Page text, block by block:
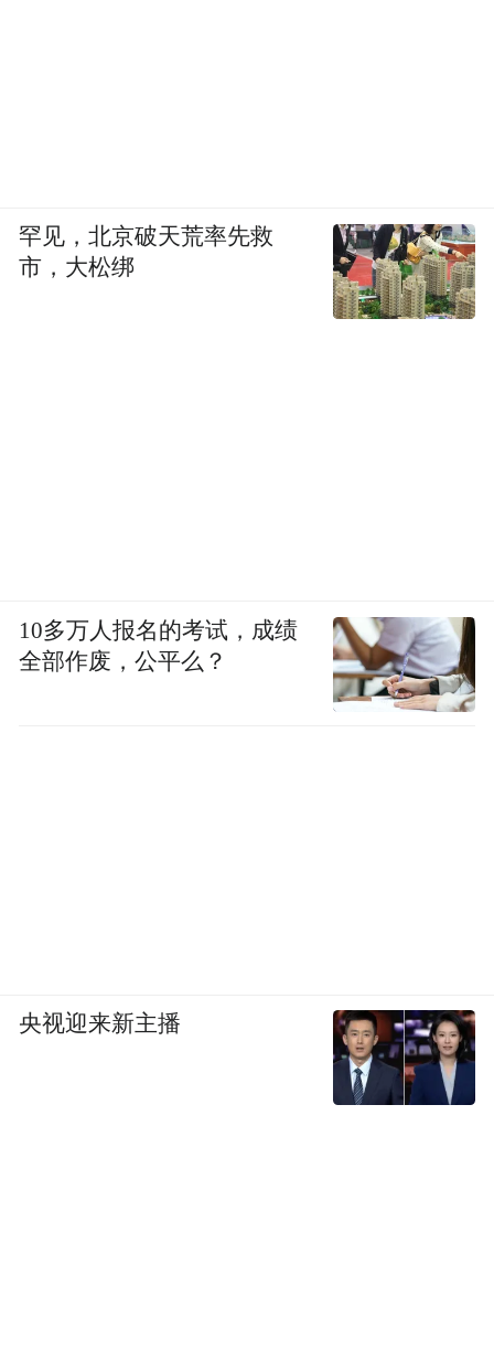
罕见，北京破天荒率先救
市，大松绑
10多万人报名的考试，成绩
全部作废，公平么？
央视迎来新主播